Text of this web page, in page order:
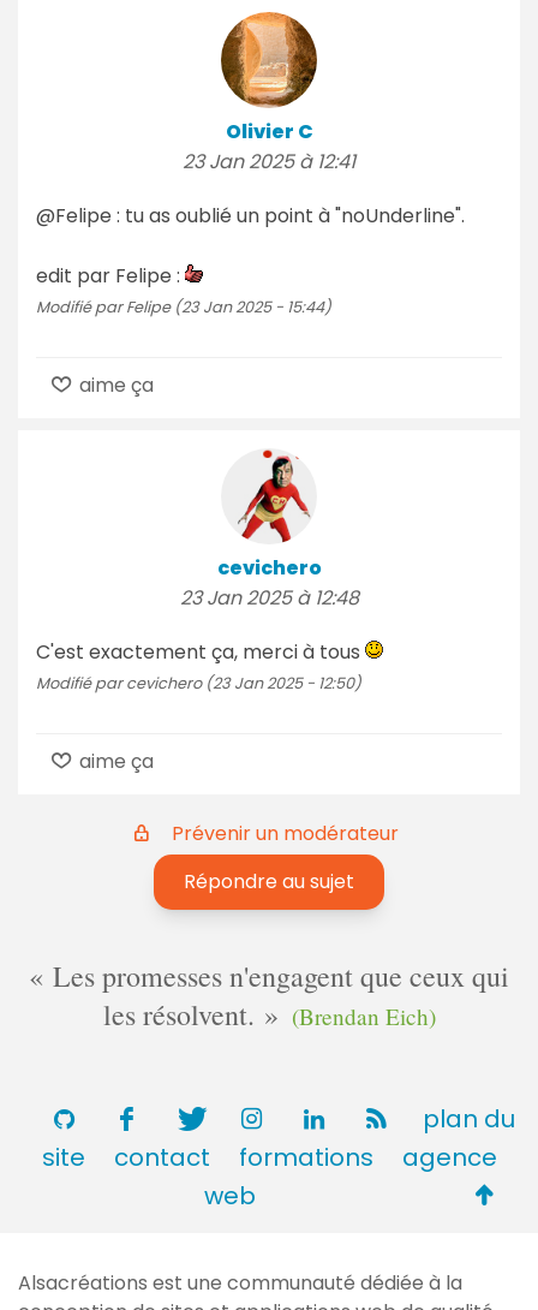
Olivier C
23 Jan 2025 à 12:41
@Felipe : tu as oublié un point à "noUnderline".
edit par Felipe :
Modifié par Felipe (23 Jan 2025 - 15:44)
aime ça
cevichero
23 Jan 2025 à 12:48
C'est exactement ça, merci à tous
Modifié par cevichero (23 Jan 2025 - 12:50)
aime ça
Prévenir un modérateur
Répondre au sujet
Les promesses n'engagent que ceux qui
les résolvent.
(Brendan Eich)
plan du
site
contact formations
agence
web
de
Alsacréations est une communauté dédiée à la